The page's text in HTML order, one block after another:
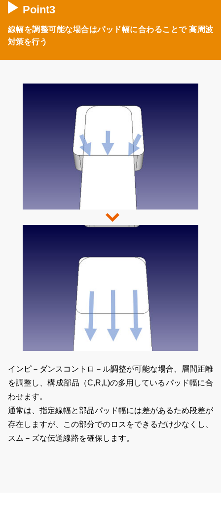
Point3
線幅を調整可能な場合はパッド幅に合わることで高周波
対策を行う
インピ－ダンスコントロ－ル調整が可能な場合、層間距離
を調整し、構成部品（C,R,L)の多用しているパッド幅に合
わせます。
通常は、指定線幅と部品パッド幅には差があるため段差が
存在しますが、この部分でのロスをできるだけ少なくし、
スム－ズな伝送線路を確保します。